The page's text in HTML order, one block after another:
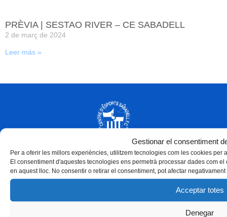
Gestionar el consentiment
Per a oferir les millors experiències, utilitzem tecnologies com les cookies
El consentiment d'aquestes tecnologies ens permetrà processar dades com
en aquest lloc. No consentir o retirar el consentiment, pot afectar
Acceptar totes
Denegar
PRÈVIA | SESTAO RIVER – CE SABADELL
2 de març de 2024
Leer más »